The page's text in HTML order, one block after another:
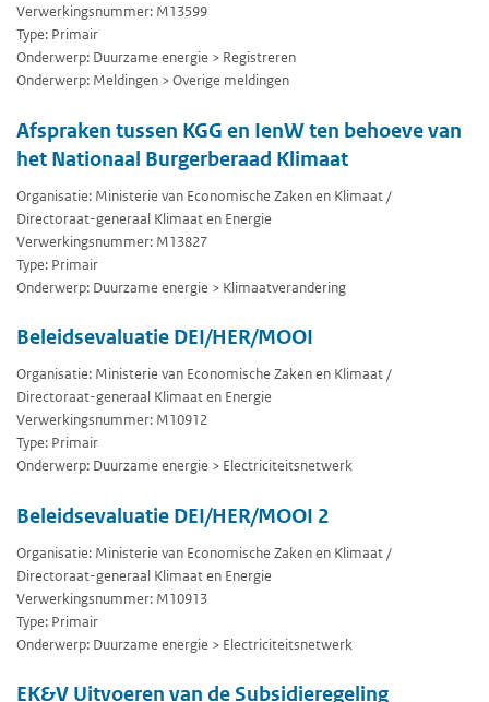
Verwerkingsnummer: M13599
Type: Primair
Onderwerp: Duurzame energie > Registreren
Onderwerp: Meldingen > Overige meldingen
Afspraken tussen KGG en IenW ten behoeve van
het Nationaal Burgerberaad Klimaat
Organisatie: Ministerie van Economische Zaken en Klimaat /
Directoraat-generaal Klimaat en Energie
Verwerkingsnummer: M13827
Type: Primair
Onderwerp: Duurzame energie > Klimaatverandering
Beleidsevaluatie DEI/HER/MOOI
Organisatie: Ministerie van Economische Zaken en Klimaat /
Directoraat-generaal Klimaat en Energie
Verwerkingsnummer: M10912
Type: Primair
Onderwerp: Duurzame energie > Electriciteitsnetwerk
Beleidsevaluatie DEI/HER/MOOI 2
Organisatie: Ministerie van Economische Zaken en Klimaat /
Directoraat-generaal Klimaat en Energie
Verwerkingsnummer: M10913
Type: Primair
Onderwerp: Duurzame energie > Electriciteitsnetwerk
EK&V Uitvoeren van de Subsidieregeling